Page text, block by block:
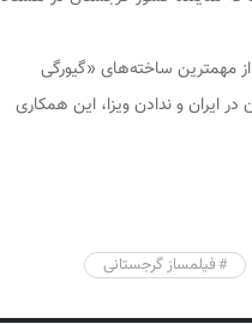
مهمترین ساخته‌های «گیورگی
آلمان در ایران و ندادن ویزا، این همکاری
فیلمساز گرجستانی